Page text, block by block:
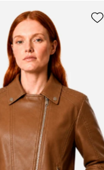
Image/
slideshow